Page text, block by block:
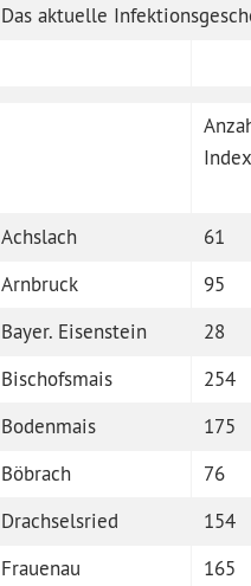
Das aktuelle
Achslach 61
Arnbruck
95
Bayer. Eisenstein
28
Bischofsmais
254
Bodenmais
175
Böbrach
76
Drachselsried
154
Frauenau
165